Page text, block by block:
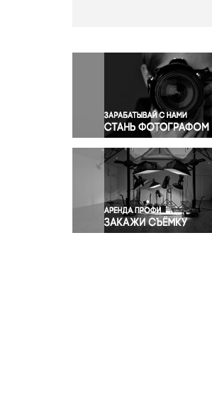
Окружающая среда
Политика
Правосудие
Происшествия и
Религия
Светская жизнь
Спорт
Экология
Экономика и бизнес